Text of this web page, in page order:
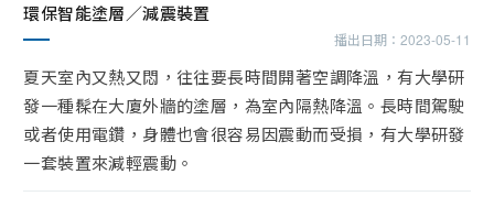
環保智能塗層／減震裝置
播出日期： 2023-05-11
夏天室內又熱又悶，往往要長時間開著空調降溫，有大學研
發一種髹在大廈外牆的塗層，為室內隔熱降溫。長時間駕駛
或者使用電鑽，身體也會很容易因震動而受損，有大學研發
一套裝置來減輕震動。